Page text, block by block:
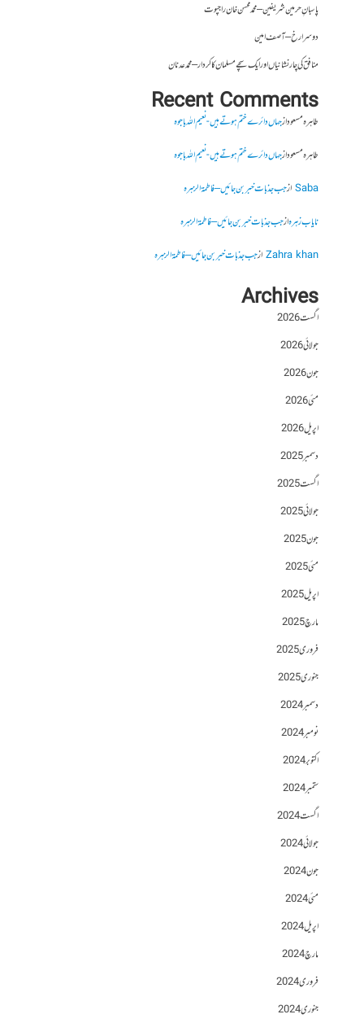
پاسبانِ حرمین شریفین – محمد محسن خان راجپوت
دوسرا رخ – آصف امین
منافق کی چار نشانیاں اور ایک سچے مسلمان کا کردار – محمد عدنان
Recent Comments
طاہرہ مسعودازجہاں دائرے ختم ہوتے ہیں- نعیم اللہ باجوہ
طاہرہ مسعودازجہاں دائرے ختم ہوتے ہیں- نعیم اللہ باجوہ
Sabaازجب جذبات خبر بن جائیں – فاطمۃالزہرہ
نایاب زہرہازجب جذبات خبر بن جائیں – فاطمۃالزہرہ
Zahra khanازجب جذبات خبر بن جائیں – فاطمۃالزہرہ
Archives
اگست 2026
جولائی 2026
جون 2026
مئی 2026
اپریل 2026
دسمبر 2025
اگست 2025
جولائی 2025
جون 2025
مئی 2025
اپریل 2025
مارچ 2025
فروری 2025
جنوری 2025
دسمبر 2024
نومبر 2024
اکتوبر 2024
ستمبر 2024
اگست 2024
جولائی 2024
جون 2024
مئی 2024
اپریل 2024
مارچ 2024
فروری 2024
جنوری 2024